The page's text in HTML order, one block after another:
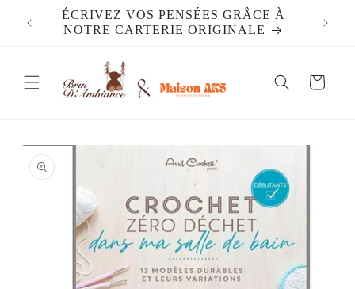
passer ÉCRIVEZ VOS PENSÉES GRÂCE À
NOTRE CARTERIE ORIGINALE
Panier
Passer aux
produits